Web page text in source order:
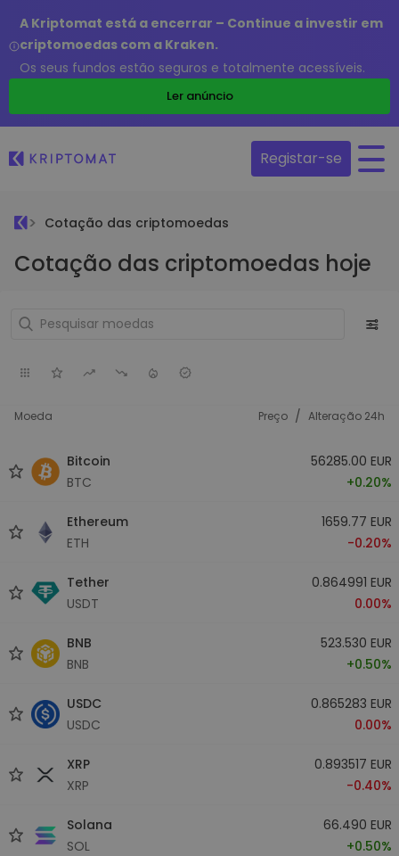
A Kriptomat está a encerrar – Continue a investir em
criptomoedas com a Kraken.
Os seus fundos estão seguros e totalmente acessíveis.
Ler anúncio
Registar-se
Cotação das criptomoedas
Cotação das criptomoedas hoje
Moeda Preço / Alteração 24h
Bitcoin
BTC
56285.00 EUR
+0.20%
Ethereum
ETH
1659.77 EUR
-0.20%
Tether
USDT
0.864991 EUR
0.00%
BNB
BNB
523.530 EUR
+0.50%
USDC
USDC
0.865283 EUR
0.00%
XRP
XRP
0.893517 EUR
-0.40%
Solana
SOL
66.490 EUR
+0.50%